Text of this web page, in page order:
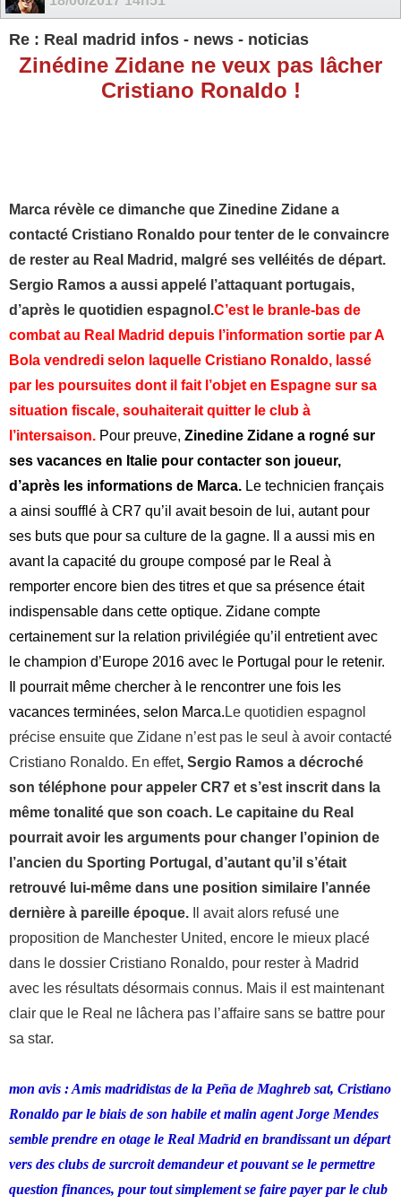
Re : Real madrid infos - news - noticias
Zinédine Zidane ne veux pas lâcher
Cristiano Ronaldo !
Marca révèle ce dimanche que Zinedine Zidane a
contacté Cristiano Ronaldo pour tenter de le convaincre
de rester au Real Madrid, malgré ses velléités de départ.
Sergio Ramos a aussi appelé l’attaquant portugais,
d’après le quotidien espagnol.C’est le branle-bas de
combat au Real Madrid depuis l’information sortie par A
Bola vendredi selon laquelle Cristiano Ronaldo, lassé
par les poursuites dont il fait l’objet en Espagne sur sa
situation fiscale, souhaiterait quitter le club à
l’intersaison. Pour preuve, Zinedine Zidane a rogné sur
ses vacances en Italie pour contacter son joueur,
d’après les informations de Marca. Le technicien français
a ainsi soufflé à CR7 qu’il avait besoin de lui, autant pour
ses buts que pour sa culture de la gagne. Il a aussi mis en
avant la capacité du groupe composé par le Real à
remporter encore bien des titres et que sa présence était
indispensable dans cette optique. Zidane compte
certainement sur la relation privilégiée qu’il entretient avec
le champion d’Europe 2016 avec le Portugal pour le retenir.
Il pourrait même chercher à le rencontrer une fois les
vacances terminées, selon Marca. Le quotidien espagnol
précise ensuite que Zidane n’est pas le seul à avoir contacté
Cristiano Ronaldo. En effet, Sergio Ramos a décroché
son téléphone pour appeler CR7 et s’est inscrit dans la
même tonalité que son coach. Le capitaine du Real
pourrait avoir les arguments pour changer l’opinion de
l’ancien du Sporting Portugal, d’autant qu’il s’était
retrouvé lui-même dans une position similaire l’année
dernière à pareille époque. Il avait alors refusé une
proposition de Manchester United, encore le mieux placé
dans le dossier Cristiano Ronaldo, pour rester à Madrid
avec les résultats désormais connus. Mais il est maintenant
clair que le Real ne lâchera pas l’affaire sans se battre pour
sa star.
mon avis : Amis madridistas de la Peña de Maghreb sat, Cristiano
Ronaldo par le biais de son habile et malin agent Jorge Mendes
semble prendre en otage le Real Madrid en brandissant un départ
vers des clubs de surcroit demandeur et pouvant se le permettre
question finances, pour tout simplement se faire payerpar le club